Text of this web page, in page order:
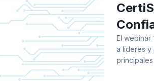
El webinar
a líderes y